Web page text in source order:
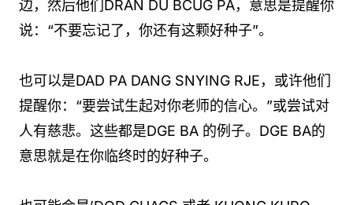
边，然后他们DRAN DU BCUG PA，意思是提醒你
说：“不要忘记了，你还有这颗好种子”。
也可以是DAD PA DANG SNYING RJE，或许他们
提醒你：“要尝试生起对你老师的信心。”或尝试对
人有慈悲。这些都是DGE BA 的例子。DGE BA的
意思就是在你临终时的好种子。